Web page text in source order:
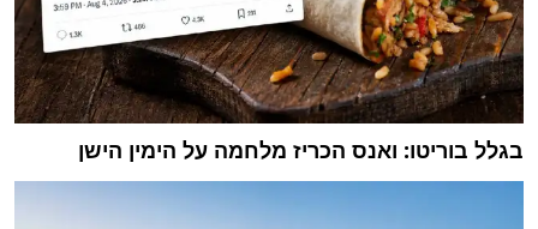
בגלל בוריטו: ואנס הכריז מלחמה על הימין הישן